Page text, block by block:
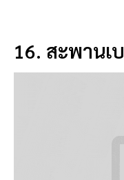
17. สวนชาญี่